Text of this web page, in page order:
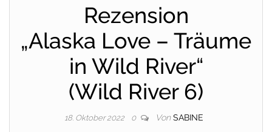
Rezension
„Alaska Love – Träume
in Wild River“
(Wild River 6)
18. Oktober 2022 0 Von SABINE